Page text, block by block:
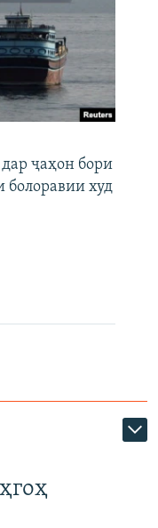
ҷаҳон бори
болоравии худ